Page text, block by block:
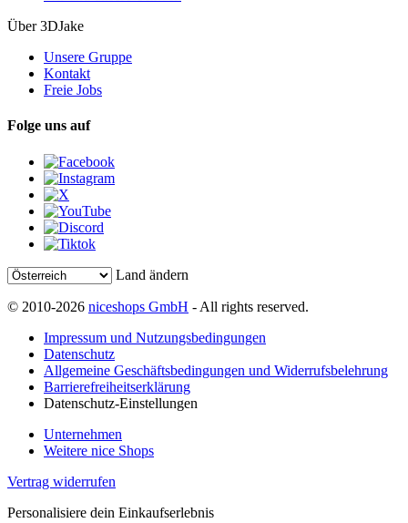
Über 3DJake
Unsere Gruppe
Kontakt
Freie Jobs
Folge uns auf
Land ändern
© 2010-2026 niceshops GmbH - All rights reserved.
Impressum und Nutzungsbedingungen
Datenschutz
Allgemeine Geschäftsbedingungen und Widerrufsbelehrung
Barrierefreiheitserklärung
Datenschutz-Einstellungen
Unternehmen
Weitere nice Shops
Vertrag widerrufen
Personalisiere dein Einkaufserlebnis